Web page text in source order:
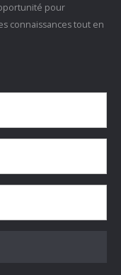
pour
connaissances tout en